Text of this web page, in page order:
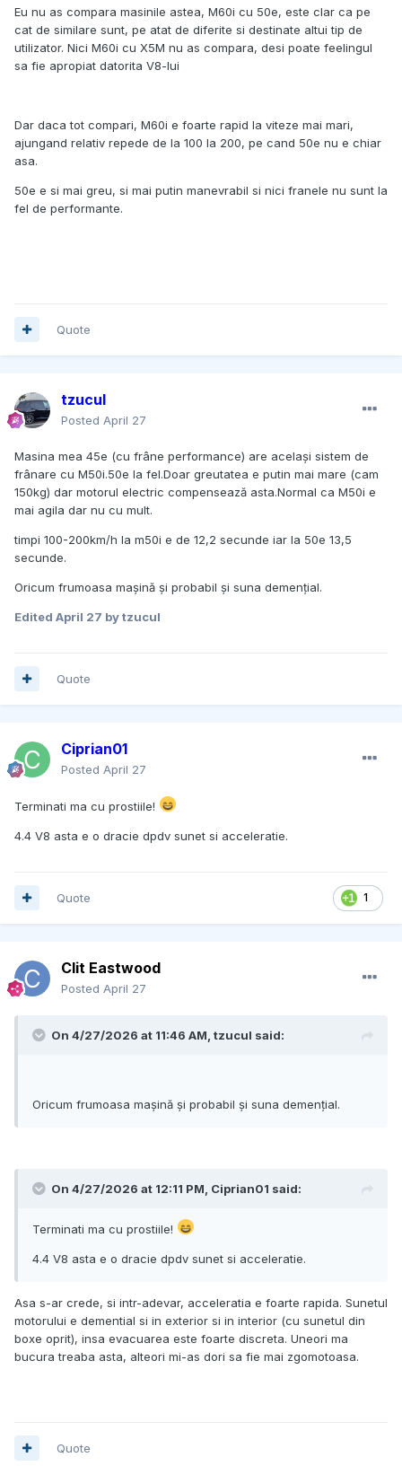
Eu nu as compara masinile astea, M60i cu 50e, este clar ca pe
cat de similare sunt, pe atat de diferite si destinate altui tip de
utilizator. Nici M60i cu X5M nu as compara, desi poate feelingul
sa fie apropiat datorita V8-lui
Dar daca tot compari, M60i e foarte rapid la viteze mai mari,
ajungand relativ repede de la 100 la 200, pe cand 50e nu e chiar
asa.
50e e si mai greu, si mai putin manevrabil si nici franele nu sunt la
fel de performante.
Quote
tzucul
Posted April 27
Masina mea 45e (cu frâne performance) are același sistem de
frânare cu M50i.50e la fel.Doar greutatea e putin mai mare (cam
150kg) dar motorul electric compensează asta.Normal ca M50i e
mai agila dar nu cu mult.
timpi 100-200km/h la m50i e de 12,2 secunde iar la 50e 13,5
secunde.
Oricum frumoasa mașină și probabil și suna demențial.
Edited April 27 by tzucul
Quote
Ciprian01
Posted April 27
Terminati ma cu prostiile!
4.4 V8 asta e o dracie dpdv sunet si acceleratie.
1
Quote
Clit Eastwood
Posted April 27
On 4/27/2026 at 11:46 AM, tzucul said:
Oricum frumoasa mașină și probabil și suna demențial.
On 4/27/2026 at 12:11 PM, Ciprian01 said:
Terminati ma cu prostiile!
4.4 V8 asta e o dracie dpdv sunet si acceleratie.
Asa s-ar crede, si intr-adevar, acceleratia e foarte rapida. Sunetul
motorului e demential si in exterior si in interior (cu sunetul din
boxe oprit), insa evacuarea este foarte discreta. Uneori ma
bucura treaba asta, alteori mi-as dori sa fie mai zgomotoasa.
Quote